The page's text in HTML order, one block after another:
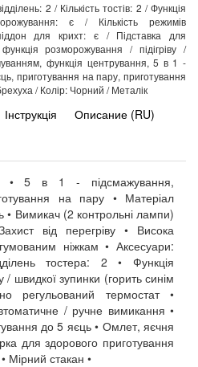
2 / Кількість тостів: 2 / Функція
є / Кількість режимів
для крихт: є / Підставка для
розморожування / підігріву /
функція центрування, 5 в 1 -
приготування на пару, приготування
/ Колір: Чорний / Металік
Інструкція
Описание (RU)
• 5 в 1 - підсмажування,
на пару • Матеріал
• Вимикач (2 контрольні лампи)
від перегріву • Висока
ніжкам • Аксесуари:
тостера: 2 • Функція
/ швидкої зупинки (горить синім
регульований термостат •
/ ручне вимикання •
до 5 яєць • Омлет, яєчня
для здорового приготування
Мірний стакан •